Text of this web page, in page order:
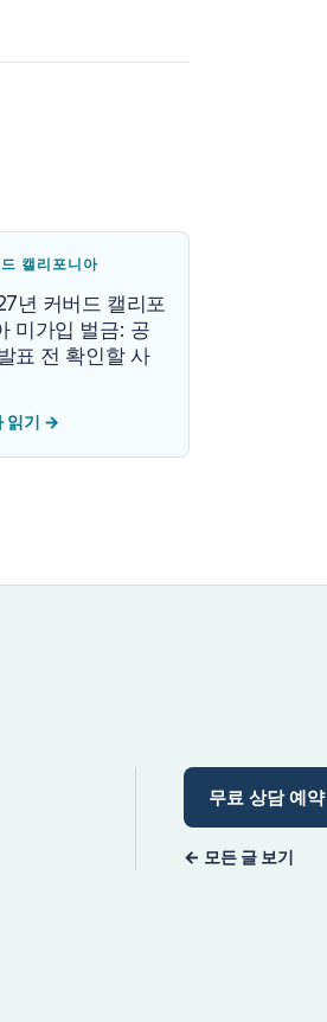
캘리포니아
년 커버드 캘리포
미가입 벌금: 공
표 전 확인할 사
읽기 →
무료 상담 예약
← 모든 글 보기